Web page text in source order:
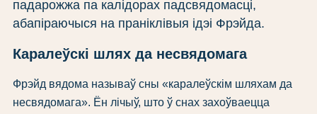
падарожжа па калідорах падсвядомасці,
абапіраючыся на праніклівыя ідэі Фрэйда.
Каралеўскі шлях да несвядомага
Фрэйд вядома называў сны «каралеўскім шляхам да
несвядомага». Ён лічыў, што ў снах захоўваецца